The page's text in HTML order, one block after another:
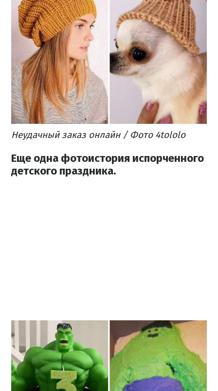
Неудачный заказ онлайн / Фото 4tololo
Еще одна фотоистория испорченного
детского праздника.